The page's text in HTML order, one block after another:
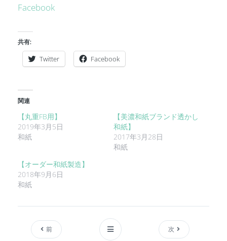
Facebook
共有:
Twitter Facebook
関連
【丸重FB用】
2019年3月5日
和紙
【美濃和紙ブランド透かし
和紙】
2017年3月28日
和紙
【オーダー和紙製造】
2018年9月6日
和紙
前 次